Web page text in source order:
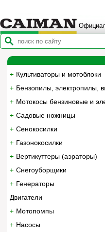
Культиваторы и мотоблоки
Бензопилы, электропилы,
Мотокосы бензиновые и
Садовые ножницы
Сенокосилки
Газонокосилки
Вертикуттеры (аэраторы)
Снегоуборщики
Генераторы
Двигатели
Мотопомпы
Насосы